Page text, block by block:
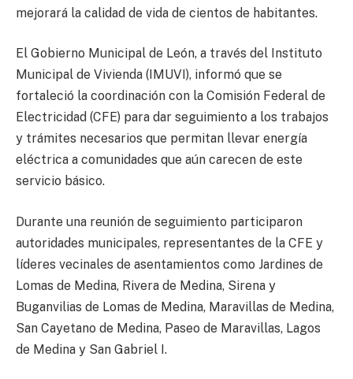
mejorará la calidad de vida de cientos de habitantes.
El Gobierno Municipal de León, a través del Instituto
Municipal de Vivienda (IMUVI), informó que se
fortaleció la coordinación con la Comisión Federal de
Electricidad (CFE) para dar seguimiento a los trabajos
y trámites necesarios que permitan llevar energía
eléctrica a comunidades que aún carecen de este
servicio básico.
Durante una reunión de seguimiento participaron
autoridades municipales, representantes de la CFE y
líderes vecinales de asentamientos como Jardines de
Lomas de Medina, Rivera de Medina, Sirena y
Buganvilias de Lomas de Medina, Maravillas de Medina,
San Cayetano de Medina, Paseo de Maravillas, Lagos
de Medina y San Gabriel I.